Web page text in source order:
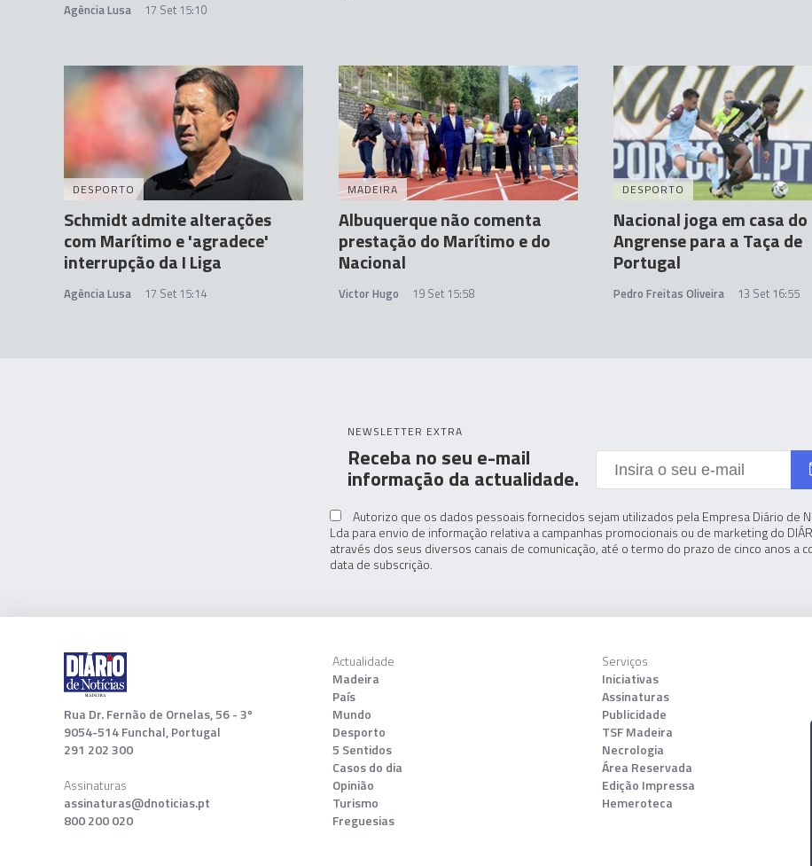
Agência Lusa 17 Set 15:10
DESPORTO
Schmidt admite alterações
com Marítimo e 'agradece'
interrupção da I Liga
Agência Lusa 17 Set 15:14
MADEIRA
Albuquerque não comenta
prestação do Marítimo e do
Nacional
Victor Hugo 19 Set 15:58
DESPORTO
Nacional joga em casa do
Angrense para a Taça de
Portugal
Pedro Freitas Oliveira 13 Set 16:55
NEWSLETTER EXTRA
Receba no seu e-mail
informação da actualidade.
Autorizo que os dados pessoais fornecidos sejam utilizados pela Empresa Diário de
Lda para envio de informação relativa a campanhas promocionais ou de marketing do
através dos seus diversos canais de comunicação, até o termo do prazo de cinco anos a
data de subscrição.
Rua Dr. Fernão de Ornelas, 56 - 3º
9054-514 Funchal, Portugal
291 202 300
Assinaturas
assinaturas@dnoticias.pt
800 200 020
Actualidade
Madeira
País
Mundo
Desporto
5 Sentidos
Casos do dia
Opinião
Turismo
Freguesias
Serviços
Iniciativas
Assinaturas
Publicidade
TSF Madeira
Necrologia
Área Reservada
Edição Impressa
Hemeroteca